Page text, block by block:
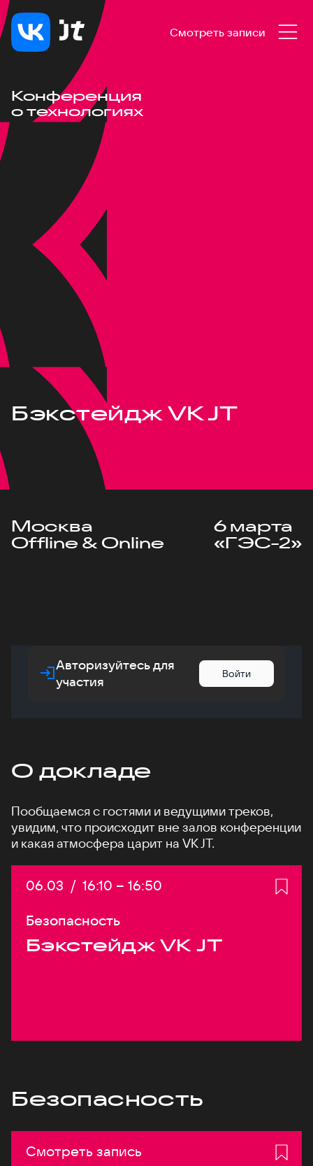
Смотреть записи
Конференция
о технологиях
Бэкстейдж VK JT
Москва
Offline & Online
6 марта
«ГЭС-2»
Авторизуйтесь для
участия
Войти
О докладе
Пообщаемся с гостями и ведущими треков,
увидим, что происходит вне залов конференции
и какая атмосфера царит на VK JT.
Дата:
06.03 / Начало:
16:10 – Конец:
16:50
Безопасность
Бэкстейдж VK JT
Безопасность
Смотреть запись